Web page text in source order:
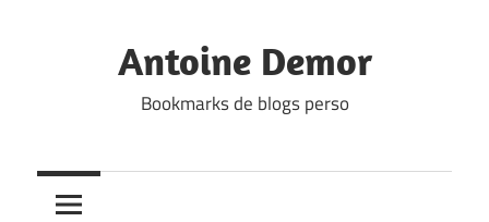
Antoine Demor
Bookmarks de blogs perso